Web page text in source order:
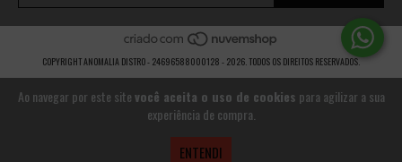
Ao navegar por este sitevocê aceita o uso de cookies para agilizar a sua
experiência de compra.
ENTENDI
COPYRIGHT ANOMALIA DISTRO - 24696588000128 - 2026. TODOS OS DIREITOS RESERVADOS.